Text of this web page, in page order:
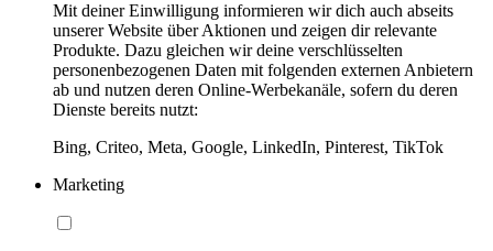
Mit deiner Einwilligung informieren wir dich auch abseits
unserer Website über Aktionen und zeigen dir relevante
Produkte. Dazu gleichen wir deine verschlüsselten
personenbezogenen Daten mit folgenden externen Anbietern
ab und nutzen deren Online-Werbekanäle, sofern du deren
Dienste bereits nutzt:
Bing, Criteo, Meta, Google, LinkedIn, Pinterest, TikTok
Marketing